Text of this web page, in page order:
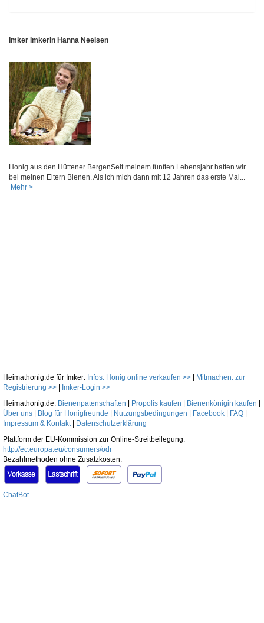
Imker Imkerin Hanna Neelsen
Honig aus den Hüttener BergenSeit meinem fünften Lebensjahr hatten wir
bei meinen Eltern Bienen. Als ich mich dann mit 12 Jahren das erste Mal...
Mehr >
Heimathonig.de für Imker: Infos: Honig online verkaufen >>
Mitmachen: zur
Registrierung >>
Imker-Login >>
Heimathonig.de: Bienenpatenschaften Propolis kaufen Bienenkönigin kaufen
Über uns
Blog für Honigfreunde Nutzungsbedingungen Facebook FAQ
Impressum & Kontakt|
Datenschutzerklärung
Plattform der EU-Kommission zur Online-Streitbeilegung:
http://ec.europa.eu/consumers/odr
Bezahlmethoden ohne Zusatzkosten:
ChatBot